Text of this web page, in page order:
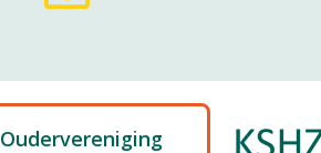
Oudervereniging